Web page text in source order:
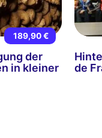
189,90 €
der
in kleiner
de